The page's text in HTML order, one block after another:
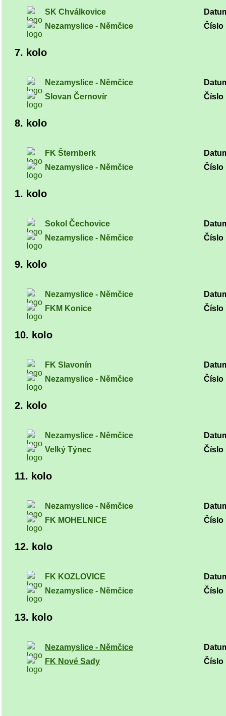
SK Chválkovice
Nezamyslice - Němčice
Číslo
7. kolo
Nezamyslice - Němčice
Slovan Černovír
Číslo
8. kolo
FK Šternberk
Nezamyslice - Němčice
Číslo
1. kolo
Sokol Čechovice
Nezamyslice - Němčice
Číslo
9. kolo
Nezamyslice - Němčice
FKM Konice
Číslo
10. kolo
FK Slavonín
Nezamyslice - Němčice
Číslo
2. kolo
Nezamyslice - Němčice
Velký Týnec
Číslo
11. kolo
Nezamyslice - Němčice
FK MOHELNICE
Číslo
12. kolo
FK KOZLOVICE
Nezamyslice - Němčice
Číslo
13. kolo
Nezamyslice - Němčice
FK Nové Sady
Číslo